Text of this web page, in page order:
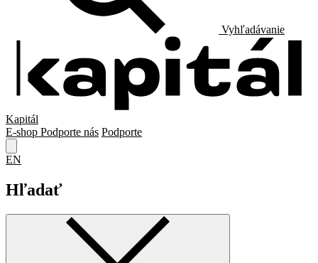
Vyhľadávanie
Kapitál
E-shop Podporte nás Podporte
EN
Hľadať